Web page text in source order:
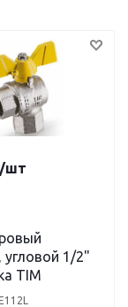
/шт
угловой 1/2"
TIM